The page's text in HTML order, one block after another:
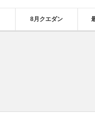
8月クエダン